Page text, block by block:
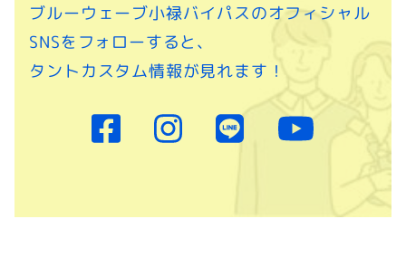
ブルーウェーブ小禄バイパスのオフィシャル
SNSをフォローすると、
タントカスタム情報が見れます！